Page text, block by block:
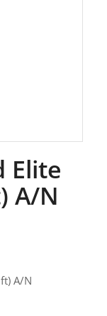
Elite
A/N
A/N